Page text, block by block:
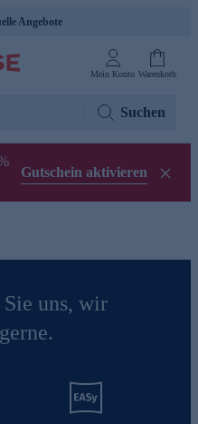
Angebote
Mein Konto Warenkorb
Suchen
Gutschein aktivieren
uns, wir